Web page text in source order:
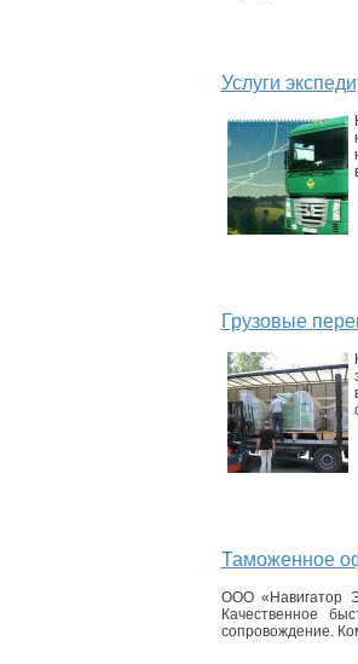
Услуги
Грузовые
Таможенное
ООО «Навигатор
Качественное
сопровождение.